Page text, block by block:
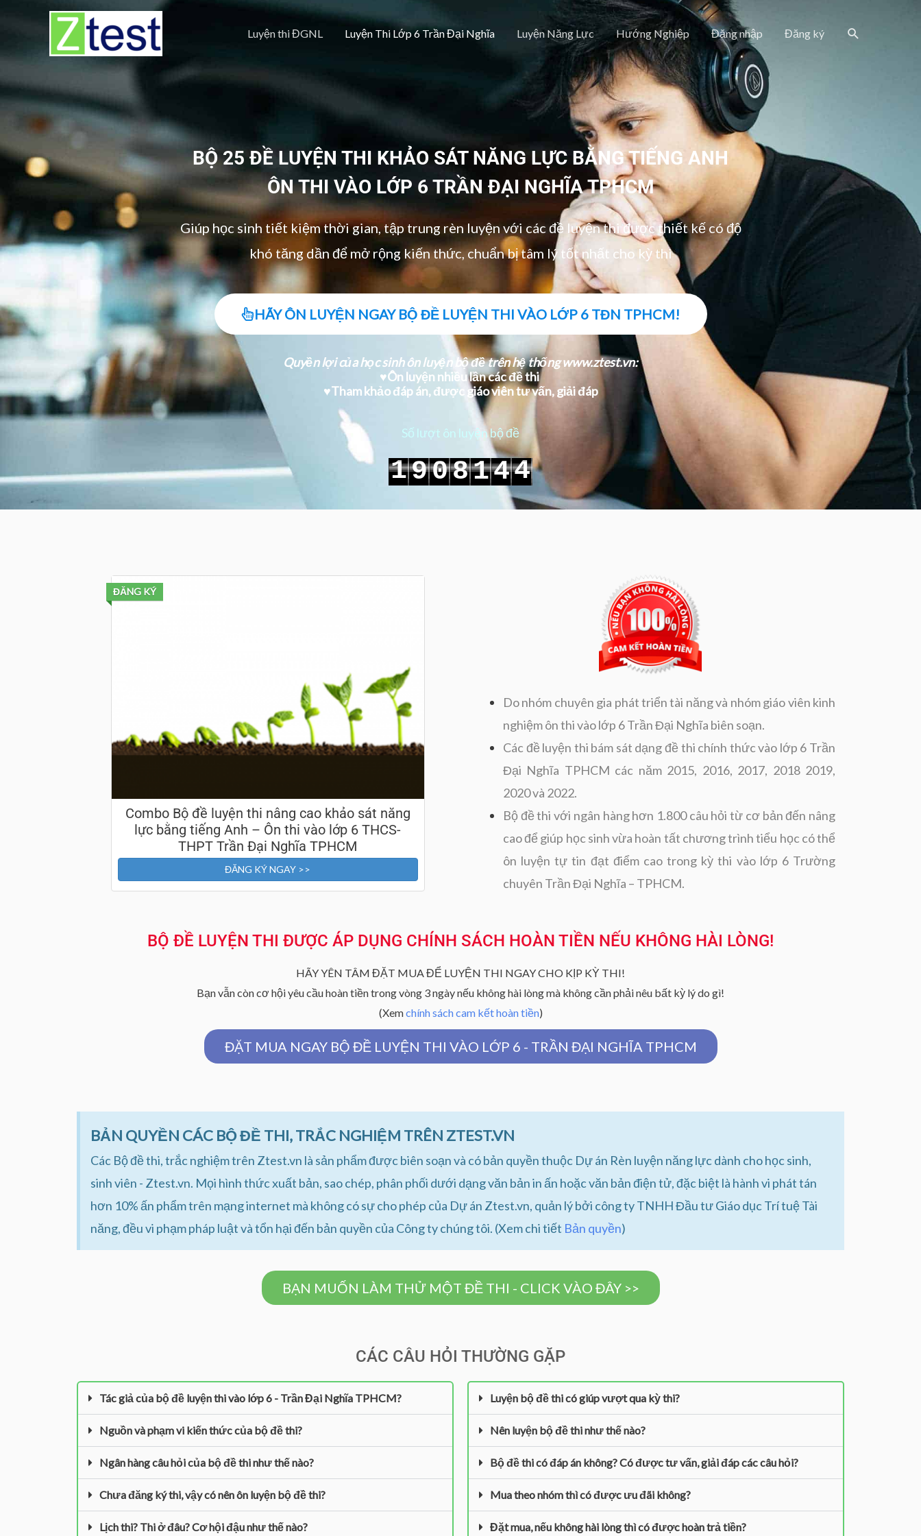
Luyện thi ĐGNL Luyện Thi Lớp 6 Trần Đại Nghĩa Luyện Năng Lực Hướng Nghiệp Đăng nhập Đăng ký Search
BỘ 25 ĐỀ LUYỆN THI KHẢO SÁT NĂNG LỰC BẰNG TIẾNG ANH
ÔN THI VÀO LỚP 6 TRẦN ĐẠI NGHĨA TPHCM
Giúp học sinh tiết kiệm thời gian, tập trung rèn luyện với các đề luyện thi được thiết kế có độ
khó tăng dần để mở rộng kiến thức, chuẩn bị tâm lý tốt nhất cho kỳ thi
HÃY ÔN LUYỆN NGAY BỘ ĐỀ LUYỆN THI VÀO LỚP 6 TĐN TPHCM!
Quyền lợi của học sinh ôn luyện bộ đề trên hệ thống www.ztest.vn:
♥Ôn luyện nhiều lần các đề thi
♥Tham khảo đáp án, được giáo viên tư vấn, giải đáp
Số lượt ôn luyện bộ đề
19081
5
4
5
4
ĐĂNG KÝ
Combo Bộ đề luyện thi nâng cao khảo sát năng
lực bằng tiếng Anh – Ôn thi vào lớp 6 THCS-
THPT Trần Đại Nghĩa TPHCM
ĐĂNG KÝ NGAY >>
Do nhóm chuyên gia phát triển tài năng và nhóm giáo viên kinh
nghiệm ôn thi vào lớp 6 Trần Đại Nghĩa biên soạn.
Các đề luyện thi bám sát dạng đề thi chính thức vào lớp 6 Trần
Đại Nghĩa TPHCM các năm 2015, 2016, 2017, 2018 2019,
2020 và 2022.
Bộ đề thi với ngân hàng hơn 1.800 câu hỏi từ cơ bản đến nâng
cao để giúp học sinh vừa hoàn tất chương trình tiểu học có thể
ôn luyện tự tin đạt điểm cao trong kỳ thi vào lớp 6 Trường
chuyên Trần Đại Nghĩa – TPHCM.
BỘ ĐỀ LUYỆN THI ĐƯỢC ÁP DỤNG CHÍNH SÁCH HOÀN TIỀN NẾU KHÔNG HÀI LÒNG!
HÃY YÊN TÂM ĐẶT MUA ĐỂ LUYỆN THI NGAY CHO KỊP KỲ THI!
Bạn vẫn còn cơ hội yêu cầu hoàn tiền trong vòng 3 ngày nếu không hài lòng mà không cần phải nêu bất kỳ lý do gì!
(Xemchính sách cam kết hoàn tiền)
ĐẶT MUA NGAY BỘ ĐỀ LUYỆN THI VÀO LỚP 6 - TRẦN ĐẠI NGHĨA TPHCM
BẢN QUYỀN CÁC BỘ ĐỀ THI, TRẮC NGHIỆM TRÊN ZTEST.VN
Các Bộ đề thi, trắc nghiệm trên Ztest.vn là sản phẩm được biên soạn và có bản quyền thuộc Dự án Rèn luyện năng lực dành cho học sinh,
sinh viên - Ztest.vn. Mọi hình thức xuất bản, sao chép, phân phối dưới dạng văn bản in ấn hoặc văn bản điện tử, đặc biệt là hành vi phát tán
hơn 10% ấn phẩm trên mạng internet mà không có sự cho phép của Dự án Ztest.vn, quản lý bởi công ty TNHH Đầu tư Giáo dục Trí tuệ Tài
năng, đều vi phạm pháp luật và tổn hại đến bản quyền của Công ty chúng tôi. (Xem chi tiết Bản quyền)
BẠN MUỐN LÀM THỬ MỘT ĐỀ THI - CLICK VÀO ĐÂY >>
CÁC CÂU HỎI THƯỜNG GẶP
Tác giả của bộ đề luyện thi vào lớp 6 - Trần Đại Nghĩa TPHCM?
Nguồn và phạm vi kiến thức của bộ đề thi?
Ngân hàng câu hỏi của bộ đề thi như thế nào?
Chưa đăng ký thi, vậy có nên ôn luyện bộ đề thi?
Lịch thi? Thi ở đâu? Cơ hội đậu như thế nào?
Luyện bộ đề thi có giúp vượt qua kỳ thi?
Nên luyện bộ đề thi như thế nào?
Bộ đề thi có đáp án không? Có được tư vấn, giải đáp các câu hỏi?
Mua theo nhóm thì có được ưu đãi không?
Đặt mua, nếu không hài lòng thì có được hoàn trả tiền?